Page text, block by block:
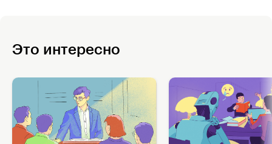
Это интересно